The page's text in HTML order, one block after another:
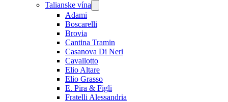
Talianske vína
menu
Adami
Boscarelli
Brovia
Cantina Tramin
Casanova Di Neri
Cavallotto
Elio Altare
Elio Grasso
E. Pira & Figli
Fratelli Alessandria